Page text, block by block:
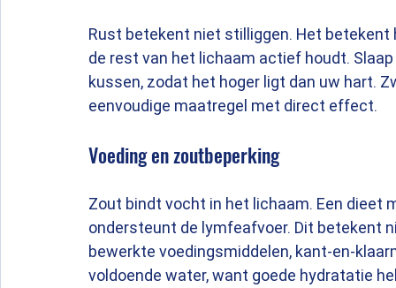
Rust betekent niet stilliggen. Het
de rest van het lichaam actief houdt.
kussen, zodat het hoger ligt dan uw hart.
eenvoudige maatregel met direct effect.
Voeding en zoutbeperking
Zout bindt vocht in het lichaam. Een
ondersteunt de lymfeafvoer. Dit betekent
bewerkte voedingsmiddelen, kant-en-
voldoende water, want goede hydratatie